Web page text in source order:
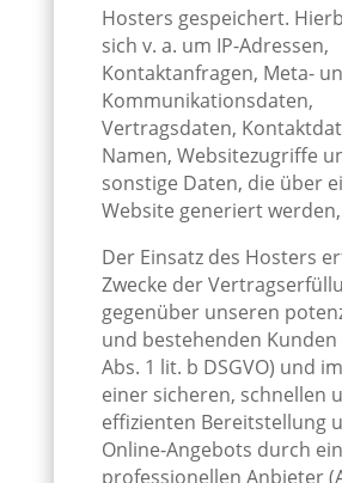
Hosters gespeichert.
sich v. a. um IP-Adressen,
Kontaktanfragen, Meta-
Kommunikationsdaten,
Vertragsdaten,
Namen, Websitezugriffe
sonstige Daten, die über
Website generiert
Der Einsatz des Hosters
Zwecke der
gegenüber unseren
und bestehenden Kunden
Abs. 1 lit. b DSGVO) und
einer sicheren, schnellen
effizienten Bereitstellung
Online-Angebots durch
professionellen Anbieter